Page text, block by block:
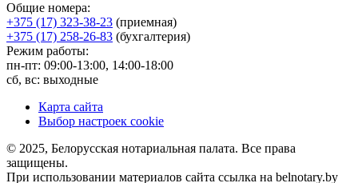
Общие номера:
+375 (17) 323-38-23 (приемная)
+375 (17) 258-26-83 (бухгалтерия)
Режим работы:
пн-пт: 09:00-13:00, 14:00-18:00
сб, вс: выходные
Карта сайта
Выбор настроек cookie
© 2025, Белорусская нотариальная палата. Все права
защищены.
При использовании материалов сайта ссылка на belnotary.by